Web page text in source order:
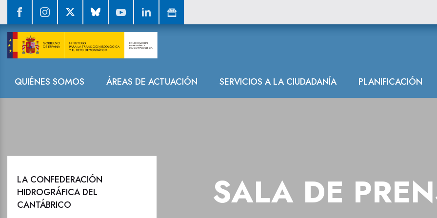
Navegación
QUIÉNES SOMOS ÁREAS DE ACTUACIÓN SERVICIOS A LA CIUDADANÍA PLANIFICACIÓN
Sala de prensa
SALA DE
LA CONFEDERACIÓN
HIDROGRÁFICA DEL
CANTÁBRICO